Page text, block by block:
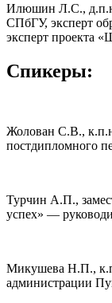
Илюшин Л.С.,
СПбГУ, эксперт
эксперт проекта
Спикеры:
Жолован С.В.,
постдипломного
Турчин А.П.,
успех» —
Микушева Н.П.,
администрации